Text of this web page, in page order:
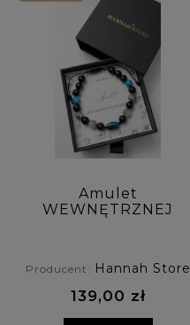
Amulet
WEWNĘTRZNEJ
apatytu,
labradorytu i
onyksu
Producent: Hannah Store
139,00 zł